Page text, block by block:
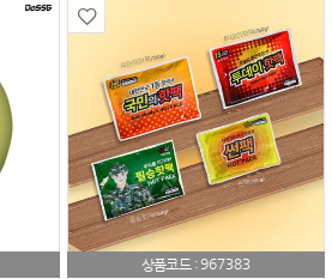
상품코드 :967383